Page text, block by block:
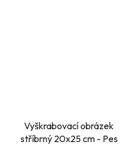
Vyškrabovací obrázek
stříbrný 20x25 cm - Pes